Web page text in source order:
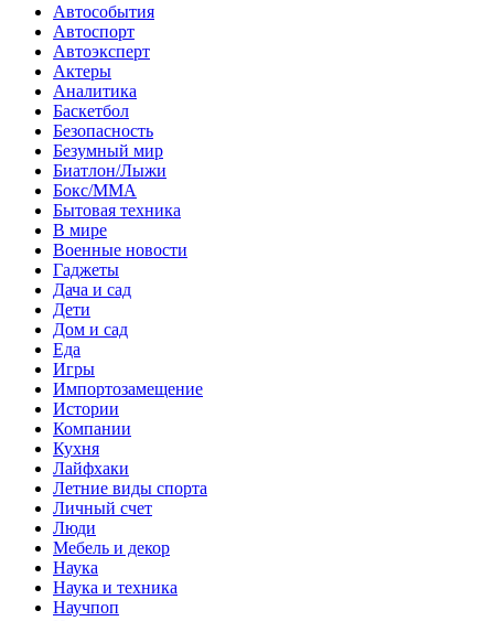
Автособытия
Автоспорт
Автоэксперт
Актеры
Аналитика
Баскетбол
Безопасность
Безумный мир
Биатлон/Лыжи
Бокс/MMA
Бытовая техника
В мире
Военные новости
Гаджеты
Дача и сад
Дети
Дом и сад
Еда
Игры
Импортозамещение
Истории
Компании
Кухня
Лайфхаки
Летние виды спорта
Личный счет
Люди
Мебель и декор
Наука
Наука и техника
Научпоп